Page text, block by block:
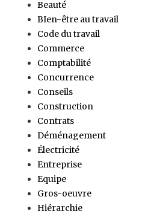
Beauté
BIen-être au travail
Code du travail
Commerce
Comptabilité
Concurrence
Conseils
Construction
Contrats
Déménagement
Électricité
Entreprise
Equipe
Gros-oeuvre
Hiérarchie